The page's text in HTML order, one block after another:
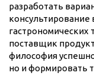
разработать
консультирование
поставщик
философия
но и формировать